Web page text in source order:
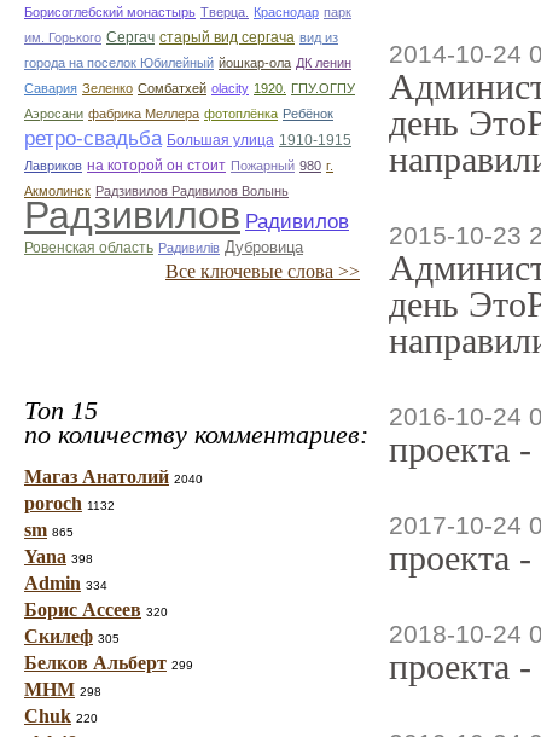
Борисоглебский монастырь Тверца. Краснодар парк
им. Горького Сергач старый вид сергача вид из
города на поселок Юбилейный йошкар-ола ДК ленин
Савария Зеленко Сомбатхей olacity 1920.
ГПУ.ОГПУ
Аэросани фабрика Меллера фотоплёнка Ребёнок
ретро-свадьба Большая улица 1910-1915
Лавриков на которой он стоит Пожарный 980 г.
Акмолинск Радзивилов Радивилов Волынь
Радзивилов Радивилов
Ровенская область Радивилiв Дубровица
Все ключевые слова >>
Топ 15
по количеству комментариев:
Магаз Анатолий 2040
poroch 1132
sm 865
Yana 398
Admin 334
Борис Ассеев 320
Скилеф 305
Белков Альберт 299
МНМ 298
Chuk 220
2014-10-24
день
2015-10-23
день
2016-10-24
проекта
2017-10-24
проекта
2018-10-24
проекта